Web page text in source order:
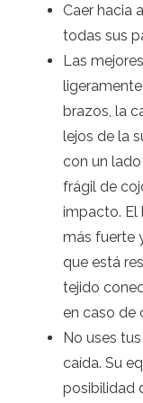
Caer hacia
todas sus
Las
brazos, la
lejos de la
con un
frágil de
impacto. El
más fuerte
que está
tejido
en caso de
No uses
caída. Su
posibilidad